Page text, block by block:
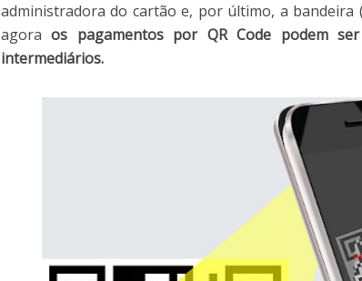
administradora do cartão e, por último, a bandeira
agoraos pagamentos por QR Code podem
intermediários.